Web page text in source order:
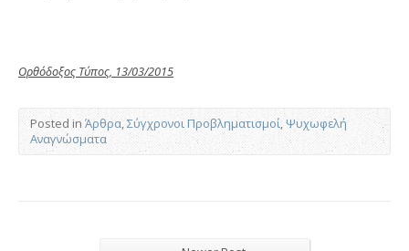
Ορθόδοξος Τύπος, 13/03/2015
Posted in Άρθρα,Σύγχρονοι Προβληματισμοί,Ψυχωφελή
Αναγνώσματα